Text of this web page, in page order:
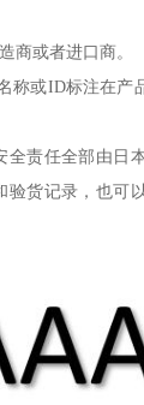
商或者进口商。
称或ID标注在产
全责任全部由日
验货记录，也可